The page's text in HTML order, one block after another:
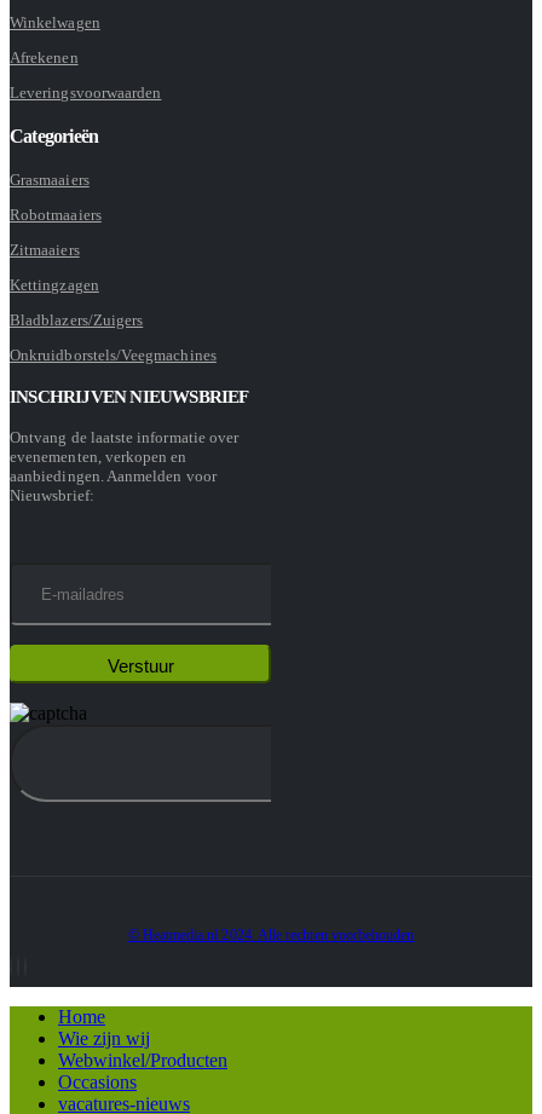
Winkelwagen
Afrekenen
Leveringsvoorwaarden
Categorieën
Grasmaaiers
Robotmaaiers
Zitmaaiers
Kettingzagen
Bladblazers/Zuigers
Onkruidborstels/Veegmachines
INSCHRIJVEN NIEUWSBRIEF
Ontvang de laatste informatie over
evenementen, verkopen en
aanbiedingen. Aanmelden voor
Nieuwsbrief:
© Heatmedia.nl 2024. Alle rechten voorbehouden
Home
Wie zijn wij
Webwinkel/Producten
Occasions
vacatures-nieuws